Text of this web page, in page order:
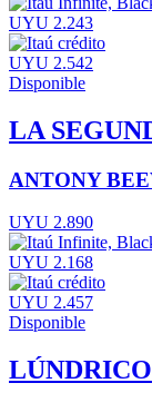
UYU 2.243
UYU 2.542
Disponible
LA
ANTONY
UYU 2.890
UYU 2.168
UYU 2.457
Disponible
LÚNDRICO